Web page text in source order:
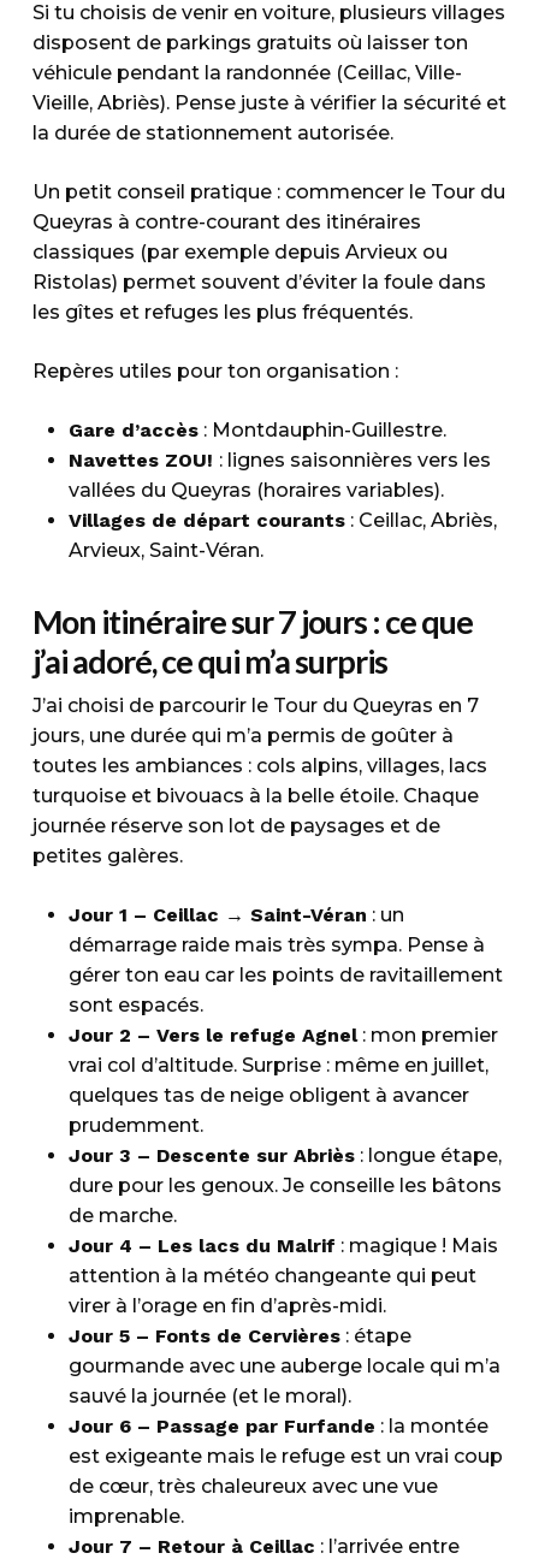
Si tu choisis de venir en voiture, plusieurs villages
disposent de parkings gratuits où laisser ton
véhicule pendant la randonnée (Ceillac, Ville-
Vieille, Abriès). Pense juste à vérifier la sécurité et
la durée de stationnement autorisée.
Un petit conseil pratique : commencer le Tour du
Queyras à contre-courant des itinéraires
classiques (par exemple depuis Arvieux ou
Ristolas) permet souvent d’éviter la foule dans
les gîtes et refuges les plus fréquentés.
Repères utiles pour ton organisation :
Gare d’accès: Montdauphin-Guillestre.
Navettes ZOU! : lignes saisonnières vers les
vallées du Queyras (horaires variables).
Villages de départ courants: Ceillac, Abriès,
Arvieux, Saint-Véran.
Mon itinéraire sur 7 jours : ce que
j’ai adoré, ce qui m’a surpris
J’ai choisi de parcourir le Tour du Queyras en 7
jours, une durée qui m’a permis de goûter à
toutes les ambiances : cols alpins, villages, lacs
turquoise et bivouacs à la belle étoile. Chaque
journée réserve son lot de paysages et de
petites galères.
Jour 1 – Ceillac → Saint-Véran : un
démarrage raide mais très sympa. Pense à
gérer ton eau car les points de ravitaillement
sont espacés.
Jour 2 – Vers le refuge Agnel: mon premier
vrai col d’altitude. Surprise : même en juillet,
quelques tas de neige obligent à avancer
prudemment.
Jour 3 – Descente sur Abriès: longue étape,
dure pour les genoux. Je conseille les bâtons
de marche.
Jour 4 – Les lacs du Malrif : magique ! Mais
attention à la météo changeante qui peut
virer à l’orage en fin d’après-midi.
Jour 5 – Fonts de Cervières: étape
gourmande avec une auberge locale qui m’a
sauvé la journée (et le moral).
Jour 6 – Passage par Furfande : la montée
est exigeante mais le refuge est un vrai coup
de cœur, très chaleureux avec une vue
imprenable.
Jour 7 – Retour à Ceillac : l’arrivée entre